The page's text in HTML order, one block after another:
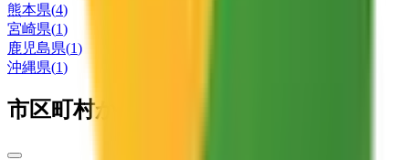
熊本県(4)
宮崎県(1)
鹿児島県(1)
沖縄県(1)
市区町村からさがす